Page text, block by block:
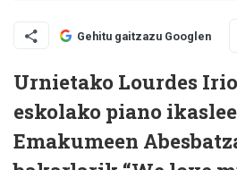
Gehitu gaitzazu Googlen
Urnietako Lourdes
eskolako piano
Emakumeen